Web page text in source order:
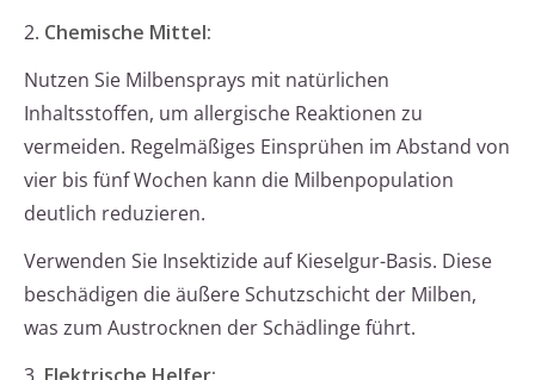
2. Chemische Mittel:
Nutzen Sie Milbensprays mit natürlichen
Inhaltsstoffen, um allergische Reaktionen zu
vermeiden. Regelmäßiges Einsprühen im Abstand von
vier bis fünf Wochen kann die Milbenpopulation
deutlich reduzieren.
Verwenden Sie Insektizide auf Kieselgur-Basis. Diese
beschädigen die äußere Schutzschicht der Milben,
was zum Austrocknen der Schädlinge führt.